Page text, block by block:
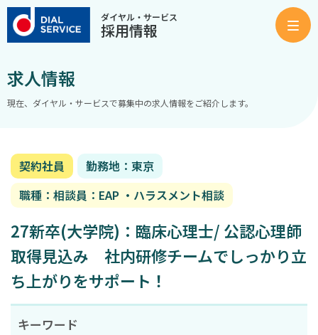
ダイヤル・サービス
採用情報
求人情報
現在、ダイヤル・サービスで募集中の求人情報をご紹介します。
契約社員
勤務地：東京
職種：相談員：EAP ・ハラスメント相談
27新卒(大学院)：臨床心理士/ 公認心理師
取得見込み 社内研修チームでしっかり立
ち上がりをサポート！
キーワード